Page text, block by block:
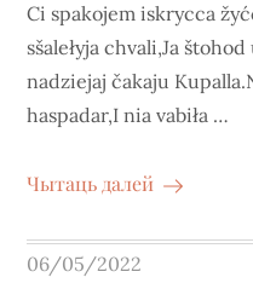
Ci spakojem iskrycca
sšalełyja chvali,Ja
nadziejaj čakaju
haspadar,I nia vabiła …
Чытаць далей
Posted
06/05/2022